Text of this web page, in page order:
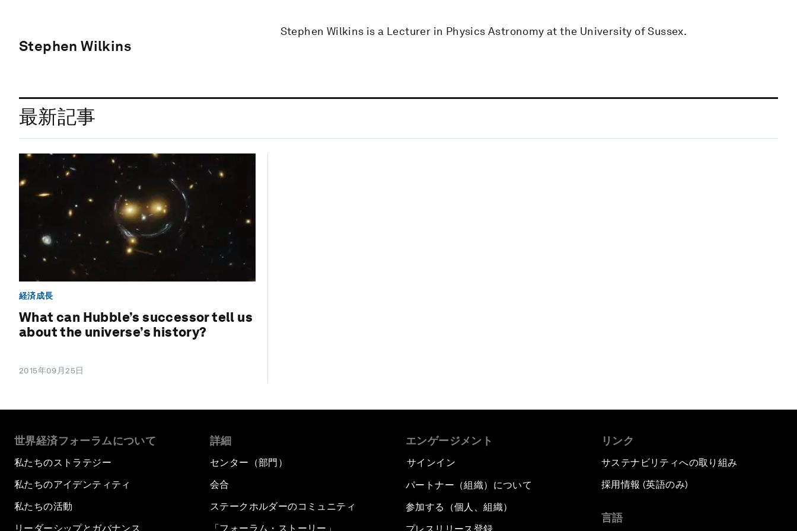
Stephen Wilkins
Stephen Wilkins is a Lecturer in Physics Astronomy at the University of Sussex.
最新記事
経済成長
What can Hubble’s successor tell us
about the universe’s history?
2015年09月25日
世界経済フォーラムについて
私たちのストラテジー
私たちのアイデンティティ
私たちの活動
リーダーシップとガバナンス
詳細
センター（部門）
会合
ステークホルダーのコミュニティ
「フォーラム・ストーリー」
エンゲージメント
サインイン
パートナー（組織）について
参加する（個人、組織）
リンク
サステナビリティへの取り組み
採用情報 (英語のみ)
言語